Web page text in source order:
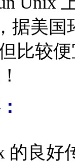
据美国
比较
的良好